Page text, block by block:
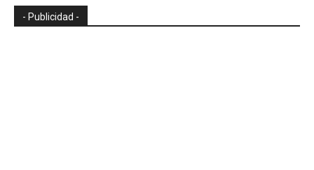
- Publicidad -